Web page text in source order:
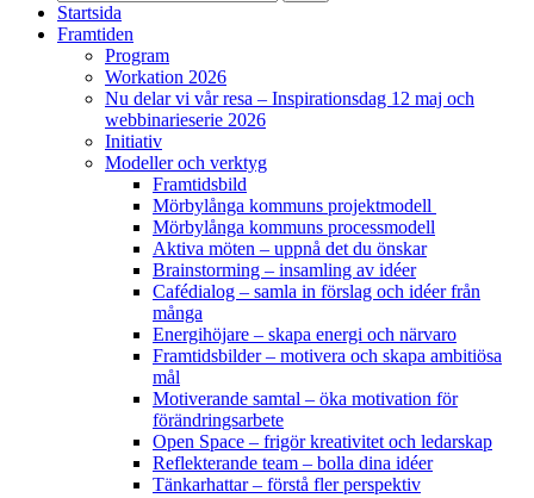
Startsida
Framtiden
Program
Workation 2026
Nu delar vi vår resa – Inspirationsdag 12 maj och
webbinarieserie 2026
Initiativ
Modeller och verktyg
Framtidsbild
Mörbylånga kommuns projektmodell
Mörbylånga kommuns processmodell
Aktiva möten – uppnå det du önskar
Brainstorming – insamling av idéer
Cafédialog – samla in förslag och idéer från
många
Energihöjare – skapa energi och närvaro
Framtidsbilder – motivera och skapa ambitiösa
mål
Motiverande samtal – öka motivation för
förändringsarbete
Open Space – frigör kreativitet och ledarskap
Reflekterande team – bolla dina idéer
Tänkarhattar – förstå fler perspektiv